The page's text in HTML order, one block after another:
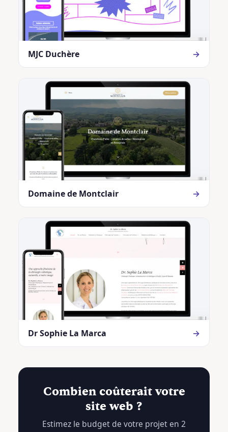
MJC Duchère →
Domaine de Montclair →
Dr Sophie La Marca →
Combien coûterait votre
site web ?
Estimez le budget de votre projet en 2